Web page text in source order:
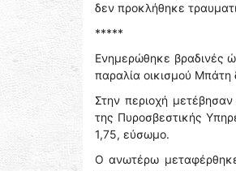
δεν προκλήθηκε
*****
Ενημερώθηκε βραδινές
παραλία οικισμού
Στην περιοχή
της Πυροσβεστικής
1,75, εύσωμο.
Ο ανωτέρω